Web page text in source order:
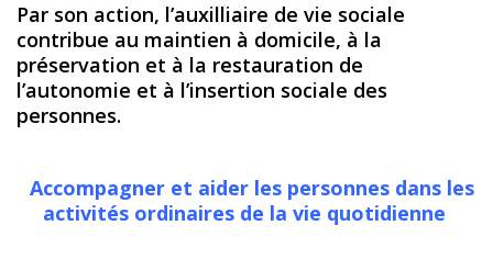
Par son action, l’auxilliaire de vie sociale
contribue au maintien à domicile, à la
préservation et à la restauration de
l’autonomie et à l’insertion sociale des
personnes.
Accompagner et aider les personnes dans les
activités ordinaires de la vie quotidienne